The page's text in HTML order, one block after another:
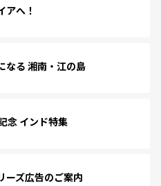
アへ！
なる 湘南・江の島
念 インド特集
ーズ広告のご案内